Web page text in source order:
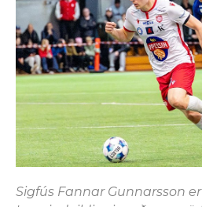
Sigfús Fannar Gunnarsson